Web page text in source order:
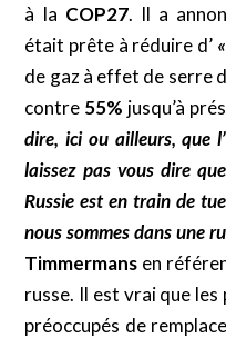
à la COP27. Il a
était prête à réduire d’
de gaz à effet de serre
contre 55% jusqu’à
dire, ici ou ailleurs, que
laissez pas vous dire
Russie est en train de
nous sommes dans une
Timmermans en
russe. Il est vrai que les
préoccupés de